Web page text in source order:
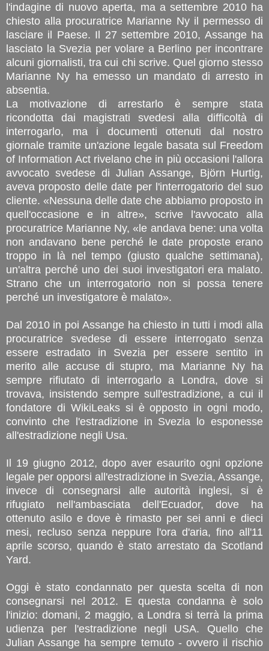
l'indagine di nuovo aperta, ma a settembre 2010 ha
chiesto alla procuratrice Marianne Ny il permesso di
lasciare il Paese. Il 27 settembre 2010, Assange ha
lasciato la Svezia per volare a Berlino per incontrare
alcuni giornalisti, tra cui chi scrive. Quel giorno stesso
Marianne Ny ha emesso un mandato di arresto in
absentia.
La motivazione di arrestarlo è sempre stata
ricondotta dai magistrati svedesi alla difficoltà di
interrogarlo, ma i documenti ottenuti dal nostro
giornale tramite un'azione legale basata sul Freedom
of Information Act rivelano che in più occasioni l'allora
avvocato svedese di Julian Assange, Björn Hurtig,
aveva proposto delle date per l'interrogatorio del suo
cliente. «Nessuna delle date che abbiamo proposto in
quell'occasione e in altre», scrive l'avvocato alla
procuratrice Marianne Ny, «le andava bene: una volta
non andavano bene perché le date proposte erano
troppo in là nel tempo (giusto qualche settimana),
un'altra perché uno dei suoi investigatori era malato.
Strano che un interrogatorio non si possa tenere
perché un investigatore è malato».
Dal 2010 in poi Assange ha chiesto in tutti i modi alla
procuratrice svedese di essere interrogato senza
essere estradato in Svezia per essere sentito in
merito alle accuse di stupro, ma Marianne Ny ha
sempre rifiutato di interrogarlo a Londra, dove si
trovava, insistendo sempre sull'estradizione, a cui il
fondatore di WikiLeaks si è opposto in ogni modo,
convinto che l'estradizione in Svezia lo esponesse
all'estradizione negli Usa.
Il 19 giugno 2012, dopo aver esaurito ogni opzione
legale per opporsi all'estradizione in Svezia, Assange,
invece di consegnarsi alle autorità inglesi, si è
rifugiato nell'ambasciata dell'Ecuador, dove ha
ottenuto asilo e dove è rimasto per sei anni e dieci
mesi, recluso senza neppure l'ora d'aria, fino all'11
aprile scorso, quando è stato arrestato da Scotland
Yard.
Oggi è stato condannato per questa scelta di non
consegnarsi nel 2012. E questa condanna è solo
l'inizio: domani, 2 maggio, a Londra si terrà la prima
udienza per l'estradizione negli USA. Quello che
Julian Assange ha sempre temuto - ovvero il rischio